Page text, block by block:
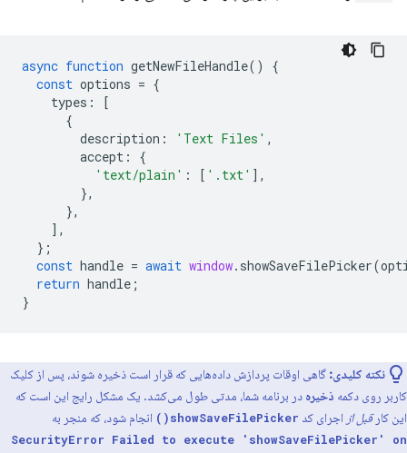
async function getNewFileHandle()
{
const options = {
types :
[
{
description : 'Text Files' ,
accept :
{
'text/plain' : [ '.txt' ],
},
},
],
};
const handle = await window. showSaveFilePicker(
return handle ;
}
نکته کلیدی: گاهی اوقات پردازش داده‌هایی که قرار است ذخیره شوند، پس از کلیک
کاربر روی دکمه ذخیره در برنامه شما، مدتی طول می‌کشد. یک مشکل رایج این است که
این کارقبل از اجرای کد showSaveFilePicker() انجام شود، که منجر به
SecurityError Failed to execute 'showSaveFilePicker' on